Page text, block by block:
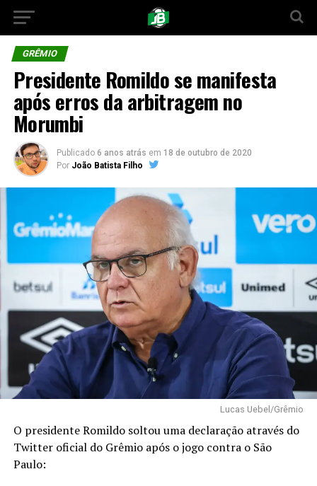
GRÊMIO
Presidente Romildo se manifesta
após erros da arbitragem no
Morumbi
Publicado 6 anos atrás em 18 de outubro de 2020
Por João Batista Filho
Lucas Uebel/Grêmio
O presidente Romildo soltou uma declaração através do
Twitter oficial do Grêmio após o jogo contra o São
Paulo: